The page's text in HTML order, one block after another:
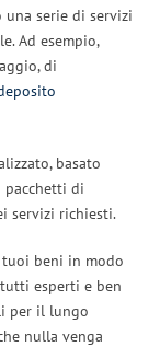
una serie di servizi
Ad esempio,
di
basato
pacchetti di
servizi richiesti.
beni in modo
esperti e ben
per il lungo
nulla venga